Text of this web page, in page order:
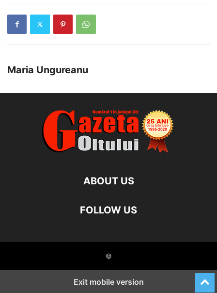
Maria Ungureanu
ABOUT US
FOLLOW US
©
Exit mobile version